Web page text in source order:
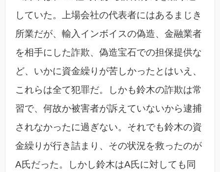
していた。上場会社の代表者にはあるまじき
所業だが、輸入インボイスの偽造、金融業者
を相手にした詐欺、偽造宝石での担保提供な
ど、いかに資金繰りが苦しかったとはいえ、
これらは全て犯罪だ。しかも鈴木の詐欺は常
習で、何故か被害者が訴えていないから逮捕
されなかったに過ぎない。それでも鈴木の資
金繰りが行き詰まり、その状況を救ったのが
A氏だった。しかし鈴木はA氏に対しても同